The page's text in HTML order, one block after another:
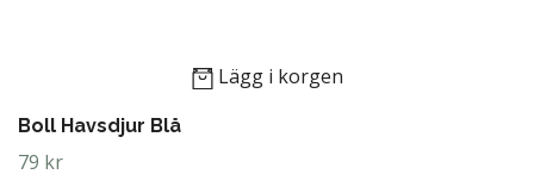
Lägg i korgen
Boll Havsdjur Blå
79 kr